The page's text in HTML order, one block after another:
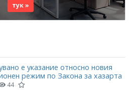
тук »
е указание относно новия
режим по Закона за хазарта
44